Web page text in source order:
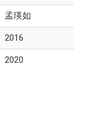
孟瑛如
2016
2020